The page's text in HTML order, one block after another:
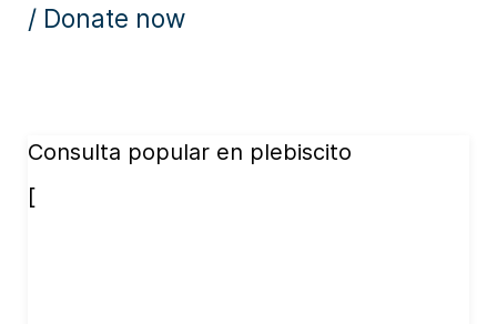
/ Donate now
Consulta popular en plebiscito
[